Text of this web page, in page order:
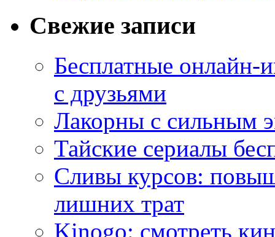
Свежие записи
Бесплатные
с друзьями
Лакорны с сильным
Тайские сериалы
Сливы курсов:
лишних трат
Kinogo: смотреть